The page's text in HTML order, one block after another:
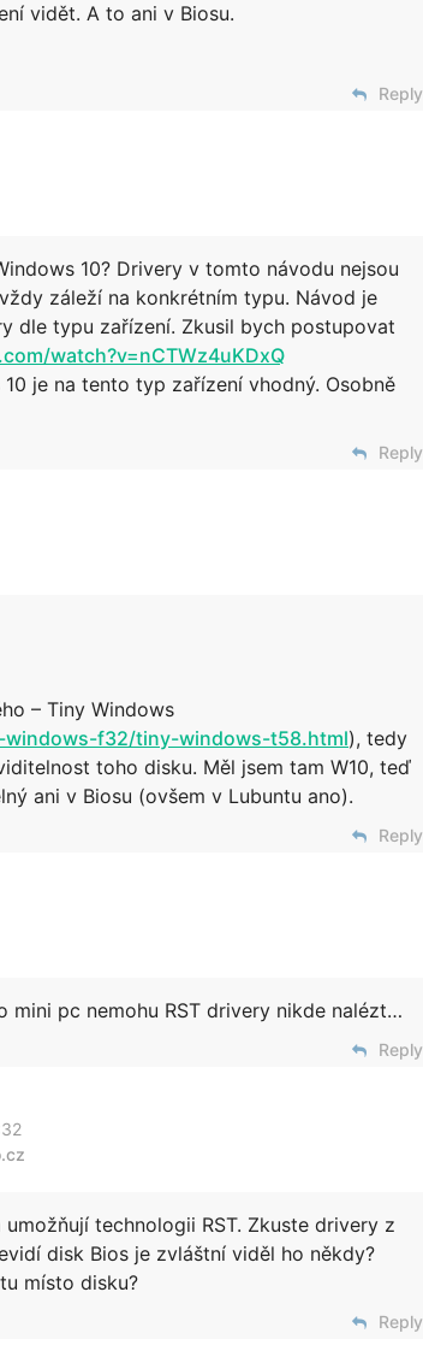
vidět. A to ani v Biosu.
Reply
10? Drivery v tomto návodu nejsou
záleží na konkrétním typu. Návod je
dle typu zařízení. Zkusil bych postupovat
watch?v=nCTWz4uKDxQ
je na tento typ zařízení vhodný. Osobně
Reply
– Tiny Windows
f32/tiny-windows-t58.html), tedy
toho disku. Měl jsem tam W10, teď
ani v Biosu (ovšem v Lubuntu ano).
Reply
pc nemohu RST drivery nikde nalézt…
Reply
technologii RST. Zkuste drivery z
disk Bios je zvláštní viděl ho někdy?
místo disku?
Reply